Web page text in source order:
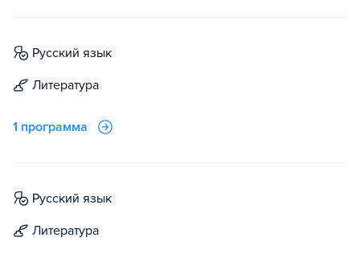
русский язык
литература
1 программа
русский язык
литература